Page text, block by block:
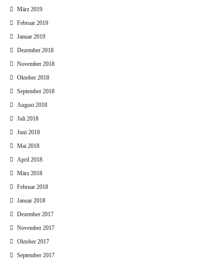
März 2019
Februar 2019
Januar 2019
Dezember 2018
November 2018
Oktober 2018
September 2018
August 2018
Juli 2018
Juni 2018
Mai 2018
April 2018
März 2018
Februar 2018
Januar 2018
Dezember 2017
November 2017
Oktober 2017
September 2017